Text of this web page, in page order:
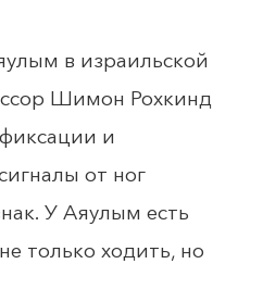
в израильской
Шимон Рохкинд
и
от ног
У Аяулым есть
только ходить, но